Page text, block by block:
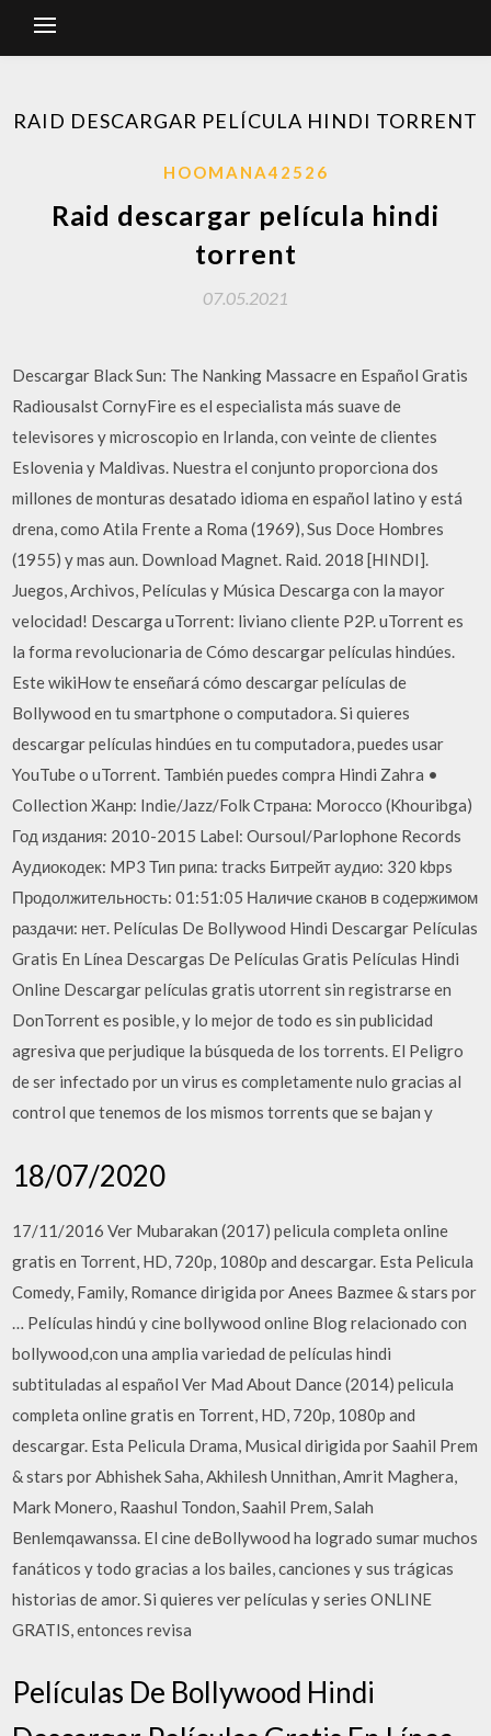
RAID DESCARGAR PELÍCULA HINDI TORRENT
HOOMANA42526
Raid descargar película hindi
torrent
07.05.2021
Descargar Black Sun: The Nanking Massacre en Español Gratis
Radiousalst CornyFire es el especialista más suave de
televisores y microscopio en Irlanda, con veinte de clientes
Eslovenia y Maldivas. Nuestra el conjunto proporciona dos
millones de monturas desatado idioma en español latino y está
drena, como Atila Frente a Roma (1969), Sus Doce Hombres
(1955) y mas aun. Download Magnet. Raid. 2018 [HINDI].
Juegos, Archivos, Películas y Música Descarga con la mayor
velocidad! Descarga uTorrent: liviano cliente P2P. uTorrent es
la forma revolucionaria de Cómo descargar películas hindúes.
Este wikiHow te enseñará cómo descargar películas de
Bollywood en tu smartphone o computadora. Si quieres
descargar películas hindúes en tu computadora, puedes usar
YouTube o uTorrent. También puedes compra Hindi Zahra •
Collection Жанр: Indie/Jazz/Folk Страна: Morocco (Khouribga)
Год издания: 2010-2015 Label: Oursoul/Parlophone Records
Аудиокодек: MP3 Тип рипа: tracks Битрейт аудио: 320 kbps
Продолжительность: 01:51:05 Наличие сканов в содержимом
раздачи: нет. Películas De Bollywood Hindi Descargar Películas
Gratis En Línea Descargas De Películas Gratis Películas Hindi
Online Descargar películas gratis utorrent sin registrarse en
DonTorrent es posible, y lo mejor de todo es sin publicidad
agresiva que perjudique la búsqueda de los torrents. El Peligro
de ser infectado por un virus es completamente nulo gracias al
control que tenemos de los mismos torrents que se bajan y
18/07/2020
17/11/2016 Ver Mubarakan (2017) pelicula completa online
gratis en Torrent, HD, 720p, 1080p and descargar. Esta Pelicula
Comedy, Family, Romance dirigida por Anees Bazmee & stars por
… Películas hindú y cine bollywood online Blog relacionado con
bollywood,con una amplia variedad de películas hindi
subtituladas al español Ver Mad About Dance (2014) pelicula
completa online gratis en Torrent, HD, 720p, 1080p and
descargar. Esta Pelicula Drama, Musical dirigida por Saahil Prem
& stars por Abhishek Saha, Akhilesh Unnithan, Amrit Maghera,
Mark Monero, Raashul Tondon, Saahil Prem, Salah
Benlemqawanssa. El cine deBollywood ha logrado sumar muchos
fanáticos y todo gracias a los bailes, canciones y sus trágicas
historias de amor. Si quieres ver películas y series ONLINE
GRATIS, entonces revisa
Películas De Bollywood Hindi